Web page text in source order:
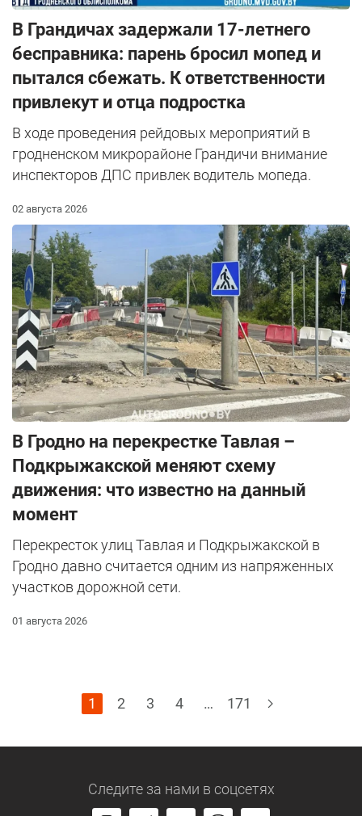
В Грандичах задержали 17-летнего
бесправника: парень бросил мопед и
пытался сбежать. К ответственности
привлекут и отца подростка
В ходе проведения рейдовых мероприятий в
гродненском микрорайоне Грандичи внимание
инспекторов ДПС привлек водитель мопеда.
02 августа 2026
В Гродно на перекрестке Тавлая –
Подкрыжакской меняют схему
движения: что известно на данный
момент
Перекресток улиц Тавлая и Подкрыжакской в
Гродно давно считается одним из напряженных
участков дорожной сети.
01 августа 2026
1 2 3 4 … 171
Следите за нами в соцсетях